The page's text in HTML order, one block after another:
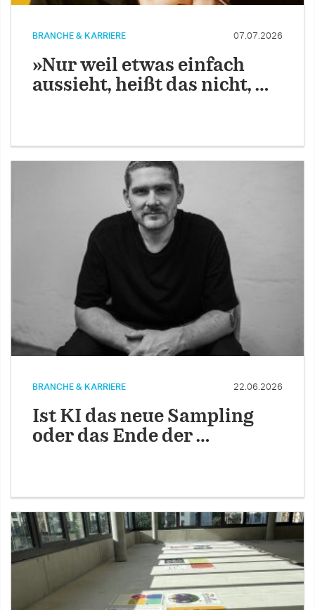
BRANCHE & KARRIERE 07.07.2026
»Nur weil etwas einfach
aussieht, heißt das nicht, …
BRANCHE & KARRIERE 22.06.2026
Ist KI das neue Sampling
oder das Ende der …